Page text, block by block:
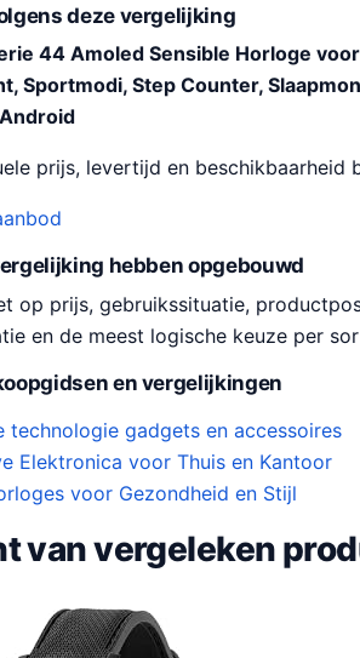
deze vergelijking
44 Amoled Sensible Horloge
Sportmodi, Step Counter,
prijs, levertijd en beschikbaarheid
hebben opgebouwd
op prijs, gebruikssituatie,
en de meest logische keuze per
en vergelijkingen
technologie gadgets en accessoires
Elektronica voor Thuis en Kantoor
voor Gezondheid en Stijl
van vergeleken